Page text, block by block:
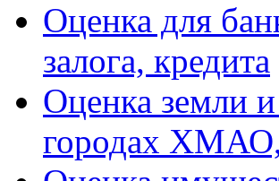
Оценка для
залога, кредита
Оценка земли
городах